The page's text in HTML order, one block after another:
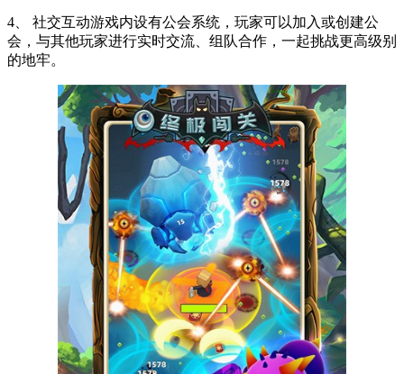
4、 社交互动游戏内设有公会系统，玩家可以加入或创建公
会，与其他玩家进行实时交流、组队合作，一起挑战更高级别
的地牢。